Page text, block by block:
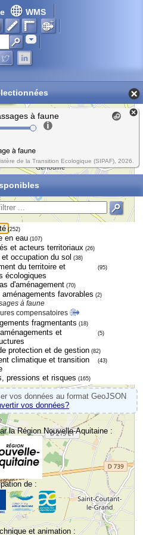
WMS
Adresse
à faune
de la Transition Ecologique (SIPAF), 2026.
(252)
en eau (107)
et acteurs territoriaux (26)
et occupation du sol (38)
du territoire et
écologiques
(95)
d'aménagement (70)
aménagements favorables (2)
à faune
compensatoires
fragmentants (18)
et
(5)
protection et de gestion (82)
climatique et transition
(43)
pressions et risques (165)
vos données au format GeoJSON
vos données?
la Région Nouvelle-Aquitaine :
de :
et animation :